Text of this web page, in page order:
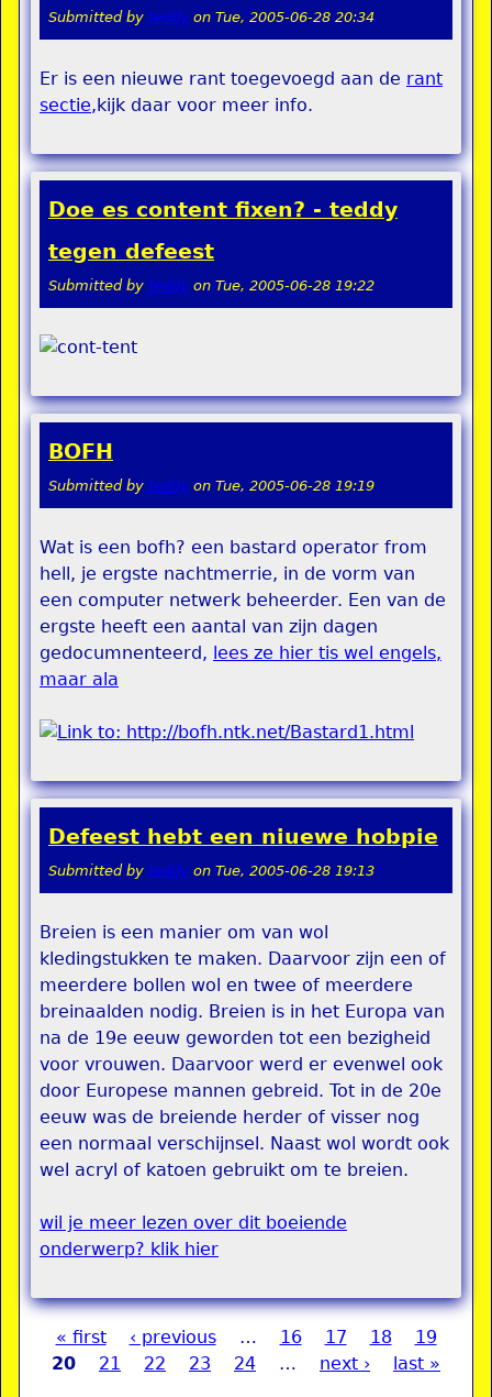
Submitted by teddy on Tue, 2005-06-28 20:34
Er is een nieuwe rant toegevoegd aan de rant
sectie,kijk daar voor meer info.
Doe es content fixen? - teddy
tegen defeest
Submitted by teddy on Tue, 2005-06-28 19:22
BOFH
Submitted by teddy on Tue, 2005-06-28 19:19
Wat is een bofh? een bastard operator from
hell, je ergste nachtmerrie, in de vorm van
een computer netwerk beheerder. Een van de
ergste heeft een aantal van zijn dagen
gedocumnenteerd, lees ze hier tis wel engels,
maar ala
Defeest hebt een niuewe hobpie
Submitted by teddy on Tue, 2005-06-28 19:13
Breien is een manier om van wol
kledingstukken te maken. Daarvoor zijn een of
meerdere bollen wol en twee of meerdere
breinaalden nodig. Breien is in het Europa van
na de 19e eeuw geworden tot een bezigheid
voor vrouwen. Daarvoor werd er evenwel ook
door Europese mannen gebreid. Tot in de 20e
eeuw was de breiende herder of visser nog
een normaal verschijnsel. Naast wol wordt ook
wel acryl of katoen gebruikt om te breien.
wil je meer lezen over dit boeiende
onderwerp? klik hier
Pages
« first ‹ previous … 16 17 18
19
20
21 22 23 24 … next › last »